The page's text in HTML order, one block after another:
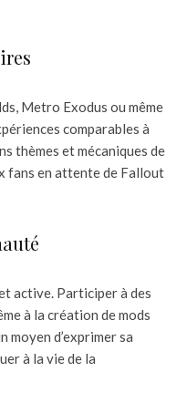
Metro Exodus ou même
comparables à
thèmes et mécaniques de
fans en attente de Fallout
active. Participer à des
à la création de mods
d’exprimer sa
à la vie de la